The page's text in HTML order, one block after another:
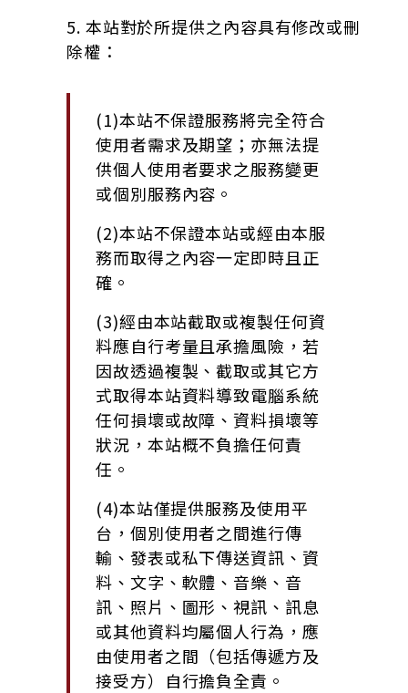
5. 本站對於所提供之內容具有修改或刪
除權：
(1)本站不保證服務將完全符合
使用者需求及期望；亦無法提
供個人使用者要求之服務變更
或個別服務內容。
(2)本站不保證本站或經由本服
務而取得之內容一定即時且正
確。
(3)經由本站截取或複製任何資
料應自行考量且承擔風險，若
因故透過複製、截取或其它方
式取得本站資料導致電腦系統
任何損壞或故障、資料損壞等
狀況，本站概不負擔任何責
任。
(4)本站僅提供服務及使用平
台，個別使用者之間進行傳
輸、發表或私下傳送資訊、資
料、文字、軟體、音樂、音
訊、照片、圖形、視訊、訊息
或其他資料均屬個人行為，應
由使用者之間（包括傳遞方及
接受方）自行擔負全責。